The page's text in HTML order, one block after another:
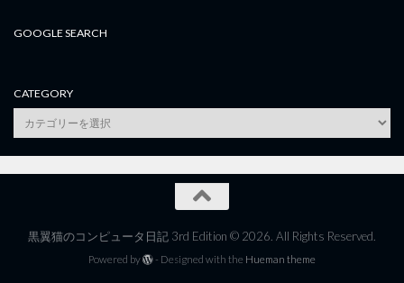
GOOGLE SEARCH
CATEGORY
category
黒翼猫のコンピュータ日記 3rd Edition © 2026. All Rights Reserved.
Powered by - Designed with the Hueman theme